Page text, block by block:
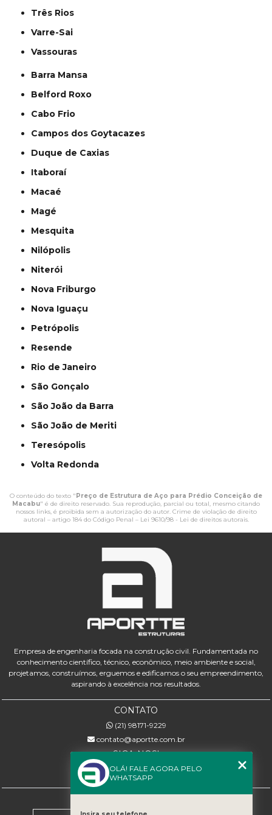
Três Rios
Varre-Sai
Vassouras
Barra Mansa
Belford Roxo
Cabo Frio
Campos dos Goytacazes
Duque de Caxias
Itaboraí
Macaé
Magé
Mesquita
Nilópolis
Niterói
Nova Friburgo
Nova Iguaçu
Petrópolis
Resende
Rio de Janeiro
São Gonçalo
São João da Barra
São João de Meriti
Teresópolis
Volta Redonda
O conteúdo do texto " Preço de Estrutura de Aço para Prédio Conceição de
Macabu" é de direito reservado. Sua reprodução, parcial ou total, mesmo citando
nossos links, é proibida sem a autorização do autor. Crime de violação de direito
autoral – artigo 184 do Código Penal – Lei 9610/98 - Lei de direitos autorais.
Empresa de engenharia focada na construção civil. Fundamentada no
conhecimento científico, técnico, econômico, meio ambiente e social,
projetamos, construímos, erguemos e edificamos o seu empreendimento,
aspirando à excelência nos resultados.
CONTATO
(21) 98171-9229
contato@aportte.com.br
SIGA-NOS!
OLÁ! FALE AGORA PELO
WHATSAPP